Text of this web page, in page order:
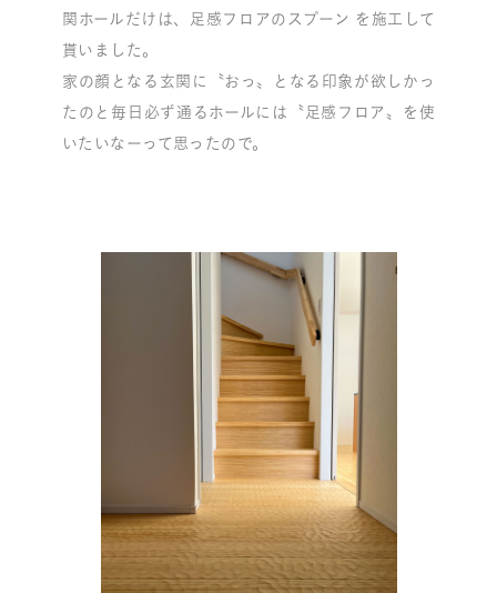
関ホールだけは、 足感フロアのスプーン を施工して
貰いました。
家の顔となる玄関に〝おっ〟となる印象が欲しかっ
たのと毎日必ず通るホールには〝足感フロア〟を使
いたいなーって思ったので。